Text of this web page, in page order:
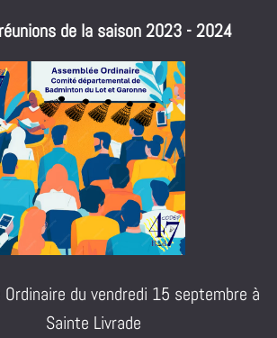
de la saison 2023 - 2024
Ordinaire du vendredi 15 septembre à
Sainte Livrade